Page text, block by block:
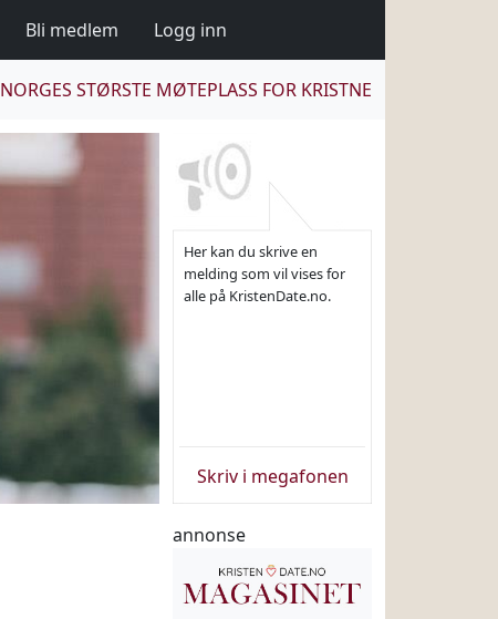
Bli medlem Logg inn
NORGES STØRSTE MØTEPLASS FOR KRISTNE
Her kan du skrive en
melding som vil vises for
alle på KristenDate.no.
Skriv i megafonen
annonse